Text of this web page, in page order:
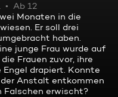
Ab 12
Monaten in die
Er soll drei
haben.
junge Frau wurde auf
Frauen zuvor, ihre
drapiert. Konnte
Anstalt entkommen
Falschen erwischt?